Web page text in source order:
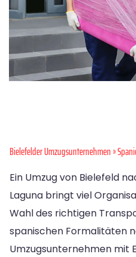
Bielefelder Umzugsunternehmen»
Ein Umzug von Bielefeld
Laguna bringt viel
Wahl des richtigen
spanischen Formalitäten
Umzugsunternehmen mit